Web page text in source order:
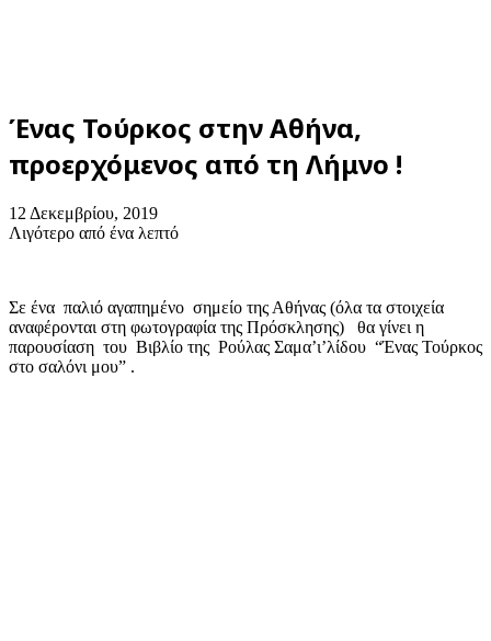
Ένας Τούρκος στην Αθήνα,
προερχόμενος από τη Λήμνο !
12 Δεκεμβρίου, 2019
Λιγότερο από ένα λεπτό
Σε ένα παλιό αγαπημένο σημείο της Αθήνας (όλα τα στοιχεία
αναφέρονται στη φωτογραφία της Πρόσκλησης) θα γίνει η
παρουσίαση του Βιβλίο της Ρούλας Σαμα’ι’λίδου “Ένας Τούρκος
στο σαλόνι μου” .